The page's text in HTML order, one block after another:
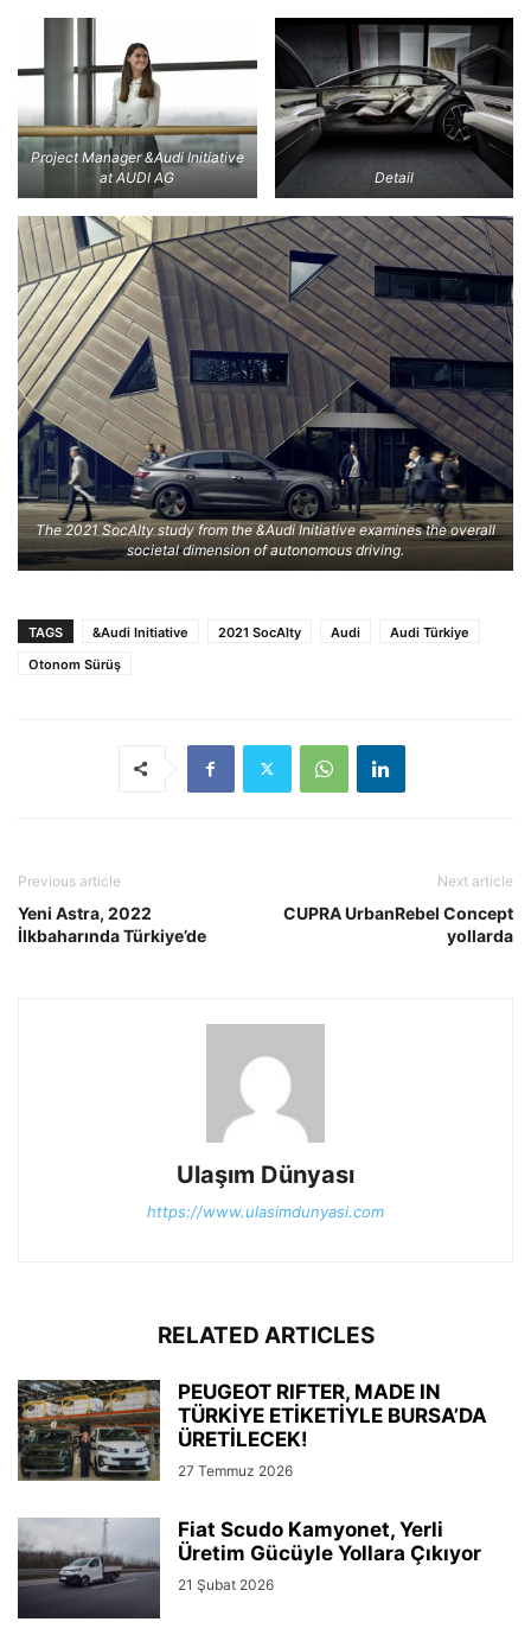
Project Manager &Audi Initiative
at AUDI AG
Detail
The 2021 SocAIty study from the &Audi Initiative examines the overall
societal dimension of autonomous driving.
TAGS &Audi Initiative 2021 SocAIty Audi
Audi Türkiye
Otonom Sürüş
Previous article
Yeni Astra, 2022
İlkbaharında Türkiye’de
Next article
CUPRA UrbanRebel Concept
yollarda
Ulaşım Dünyası
https://www.ulasimdunyasi.com
RELATED ARTICLES
PEUGEOT RIFTER, MADE IN
TÜRKİYE ETİKETİYLE BURSA’DA
ÜRETİLECEK!
27 Temmuz 2026
Fiat Scudo Kamyonet, Yerli
Üretim Gücüyle Yollara Çıkıyor
21 Şubat 2026